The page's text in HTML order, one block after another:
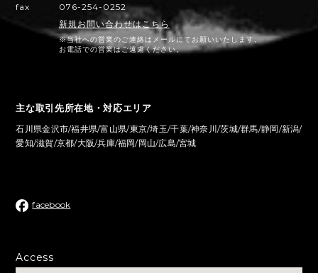
fax
076-254-0252
新規お問い合わせはこちら
※当社への営業のご連絡はメールにてお願いいたします。
お電話での営業はご遠慮ください。
主な取引先所在地・対応エリア
石川県金沢市/福井県/富山県/東京/埼玉/千葉/神奈川/茨城/群馬/静岡/新潟/
愛知/滋賀/京都/大阪/兵庫/福岡/岡山/広島/宮城
facebook
Access